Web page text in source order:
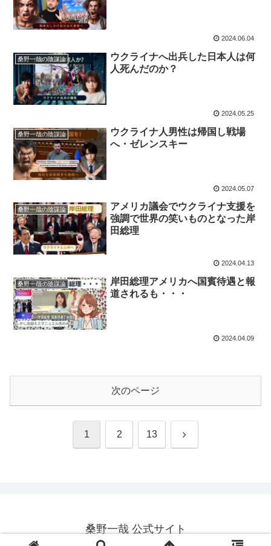
2024.06.04
桑野一哉の陰謀論
ウクライナへ出兵した日本人は何
人死んだのか？
2024.05.25
桑野一哉の陰謀論
ウクライナ人男性は帰国し戦場
へ・ゼレンスキー
2024.05.07
桑野一哉の陰謀論
アメリカ議会でウクライナ支援を
強調で世界の笑いものとなった岸
田総理
2024.04.13
桑野一哉の陰謀論
岸田総理アメリカへ国賓待遇と報
道されるも・・・
2024.04.09
次のページ
1 2 13 次
桑野一哉 公式サイト